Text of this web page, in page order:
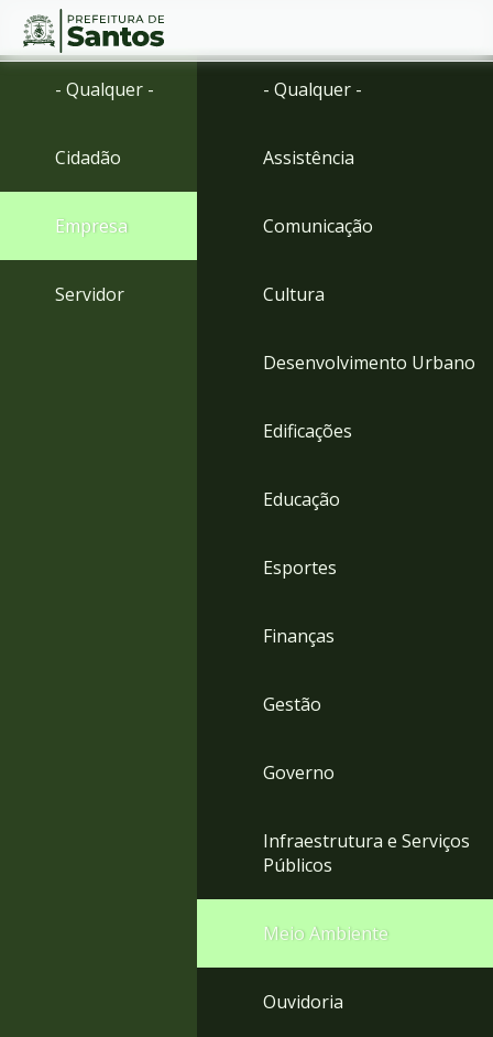
Ir
Ir
menu
Conteúdo
- Qualquer -
Cidadão
Empresa
Servidor
- Qualquer -
Assistência
Comunicação
Cultura
Desenvolvimento Urbano
Edificações
Educação
Esportes
Finanças
Gestão
Governo
Infraestrutura e Serviços
Públicos
Meio Ambiente
Ouvidoria